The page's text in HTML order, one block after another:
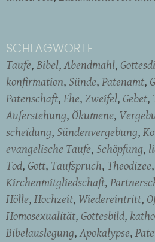
SCHLAGWORTE
Taufe Bibel Abendmahl
konfirmation Sünde Patenamt
Patenschaft Ehe Zweifel Gebet
Auferstehung Ökumene
scheidung Sündenvergebung
evangelische Taufe Schöpfung
Tod Gott Taufspruch Theodizee
Kirchenmitgliedschaft
Hölle Hochzeit Wiedereintritt
Homosexualität Gottesbild
Bibelauslegung Apokalypse